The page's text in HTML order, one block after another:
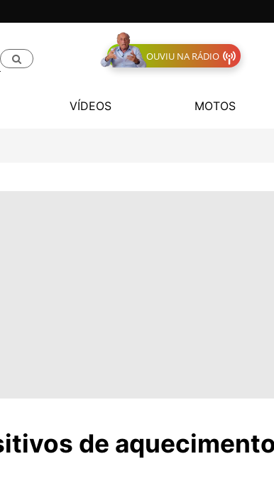
OUVIU NA RÁDIO
VÍDEOS MOTOS
de